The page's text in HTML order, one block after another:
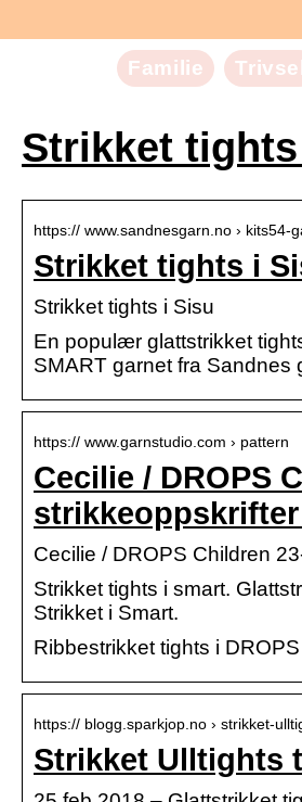
Familie Trivsel
Strikket
https:// www.sandnesgarn.no › kits54-
Strikket tights i
Strikket tights i Sisu
En populær glattstrikket
SMART garnet fra Sandnes
https:// www.garnstudio.com › pattern
Cecilie / DROPS
Cecilie / DROPS Children
Strikket tights i smart.
Strikket i Smart.
Ribbestrikket tights i
https:// blogg.sparkjop.no › strikket-
Strikket Ulltights